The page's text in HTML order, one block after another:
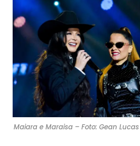
Maiara e Maraisa – Foto: Gean